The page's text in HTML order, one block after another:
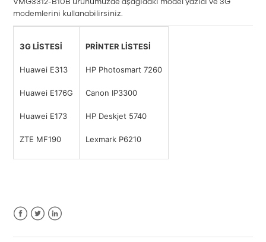
modemlerini kullanabilirsiniz.
3G LİSTESİ
Huawei E313
Huawei E176G
Huawei E173
ZTE MF190
PRİNTER LİSTESİ
HP Photosmart 7260
Canon IP3300
HP Deskjet 5740
Lexmark P6210